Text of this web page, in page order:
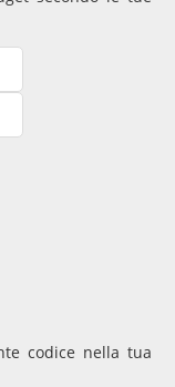
codice nella tua